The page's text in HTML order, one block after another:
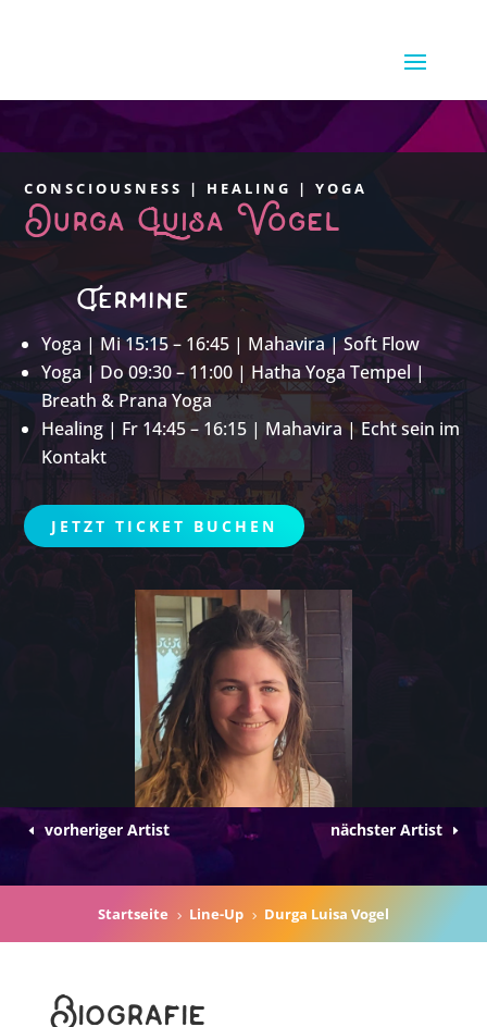
CONSCIOUSNESS | HEALING | YOGA
Durga Luisa Vogel
Termine
Yoga | Mi 15:15 – 16:45 | Mahavira | Soft Flow
Yoga | Do 09:30 – 11:00 | Hatha Yoga Tempel |
Breath & Prana Yoga
Healing | Fr 14:45 – 16:15 | Mahavira | Echt sein im
Kontakt
JETZT TICKET BUCHEN
vorheriger Artist nächster Artist
Startseite 5 Line-Up 5 Durga Luisa Vogel
Biografie